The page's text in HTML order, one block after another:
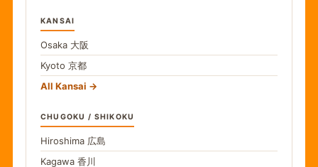
KANSAI
Osaka 大阪
Kyoto 京都
All Kansai
CHUGOKU / SHIKOKU
Hiroshima 広島
Kagawa 香川